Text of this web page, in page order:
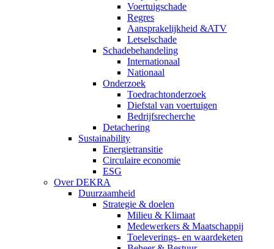
Voertuigschade
Regres
Aansprakelijkheid &ATV
Letselschade
Schadebehandeling
Internationaal
Nationaal
Onderzoek
Toedrachtonderzoek
Diefstal van voertuigen
Bedrijfsrecherche
Detachering
Sustainability
Energietransitie
Circulaire economie
ESG
Over DEKRA
Duurzaamheid
Strategie & doelen
Milieu & Klimaat
Medewerkers & Maatschappij
Toeleverings- en waardeketen